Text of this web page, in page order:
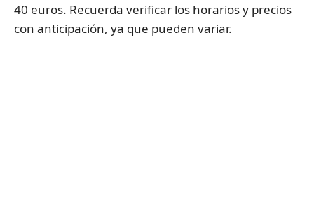
40 euros. Recuerda verificar los horarios y precios
con anticipación, ya que pueden variar.